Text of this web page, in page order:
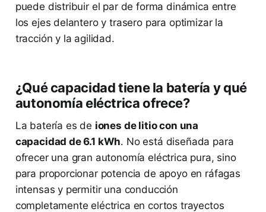
puede distribuir el par de forma dinámica entre
los ejes delantero y trasero para optimizar la
tracción y la agilidad.
¿Qué capacidad tiene la batería y qué
autonomía eléctrica ofrece?
La batería es de iones de litio con una
capacidad de 6.1 kWh. No está diseñada para
ofrecer una gran autonomía eléctrica pura, sino
para proporcionar potencia de apoyo en ráfagas
intensas y permitir una conducción
completamente eléctrica en cortos trayectos